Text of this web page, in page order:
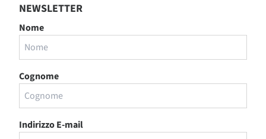
NEWSLETTER
Nome
Cognome
Indirizzo E-mail